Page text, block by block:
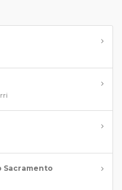
Sacramento